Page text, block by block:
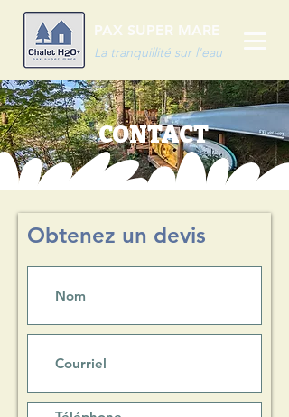
PAX SUPER MARE
La tranquillité sur l'eau
CONTACT
Obtenez un devis